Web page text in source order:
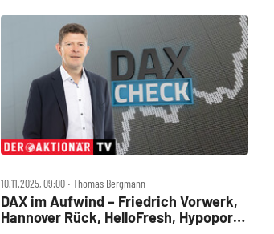
10.11.2025, 09:00 ‧ Thomas Bergmann
DAX im Aufwind – Friedrich Vorwerk,
Hannover Rück, HelloFresh, Hypoport,